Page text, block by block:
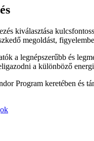
kiválasztása
megoldást,
a legnépszerűbb és
a különböző
Program keretében és